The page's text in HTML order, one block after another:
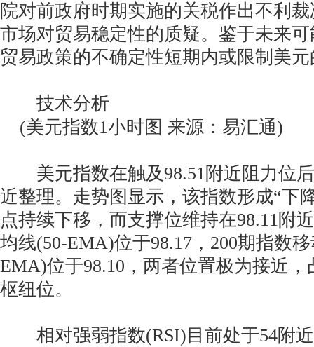
院对前政府时期实施的关税作出不利
市场对贸易稳定性的质疑。鉴于未来
贸易政策的不确定性短期内或限制美
技术分析
(美元指数1小时图 来源：易汇通)
美元指数在触及98.51附近阻力位后
近整理。走势图显示，该指数形成“下
点持续下移，而支撑位维持在98.11附
均线(50-EMA)位于98.17，200期指数
EMA)位于98.10，两者位置极为接近
枢纽位。
相对强弱指数(RSI)目前处于54附近